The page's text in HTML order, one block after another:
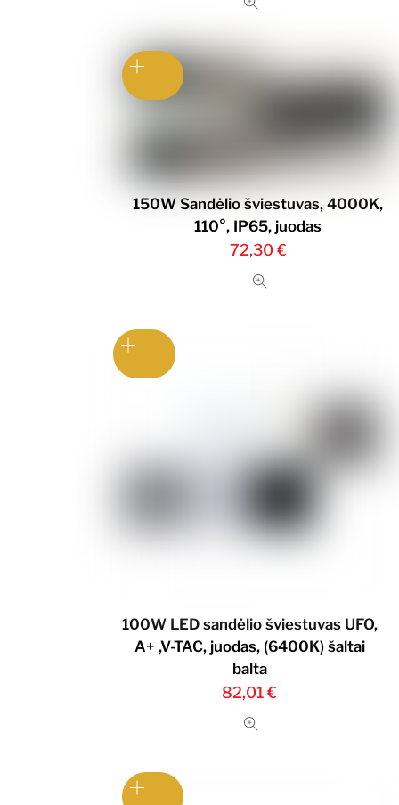
150W Sandėlio šviestuvas, 4000K,
110°, IP65, juodas
72,30€
100W LED sandėlio šviestuvas UFO,
A+ ,V-TAC, juodas, (6400K) šaltai
balta
82,01€